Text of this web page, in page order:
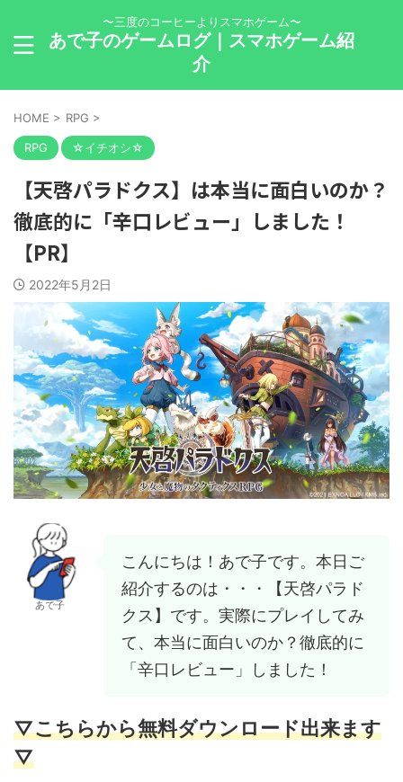
〜三度のコーヒーよりスマホゲーム〜
あで子のゲームログ｜スマホゲーム紹
介
HOME > RPG >
RPG ☆イチオシ☆
【天啓パラドクス】は本当に面白いのか？
徹底的に「辛口レビュー」しました！
【PR】
2022年5月2日
あで子
こんにちは！あで子です。本日ご
紹介するのは・・・【天啓パラド
クス】です。実際にプレイしてみ
て、本当に面白いのか？徹底的に
「辛口レビュー」しました！
▽こちらから無料ダウンロード出来ます
▽